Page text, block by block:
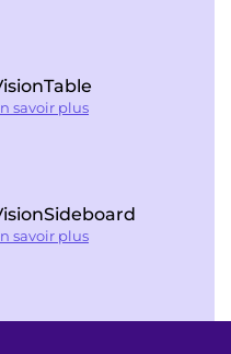
savoir plus
savoir plus